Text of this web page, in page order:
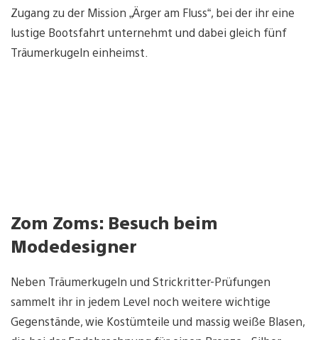
Zugang zu der Mission „Ärger am Fluss“, bei der ihr eine
lustige Bootsfahrt unternehmt und dabei gleich fünf
Träumerkugeln einheimst.
Zom Zoms: Besuch beim
Modedesigner
Neben Träumerkugeln und Strickritter-Prüfungen
sammelt ihr in jedem Level noch weitere wichtige
Gegenstände, wie Kostümteile und massig weiße Blasen,